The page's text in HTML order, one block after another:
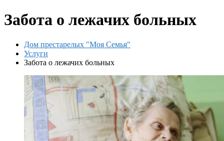
Забота о лежачих больных
Дом престарелых "Моя Семья"
Услуги
Забота о лежачих больных